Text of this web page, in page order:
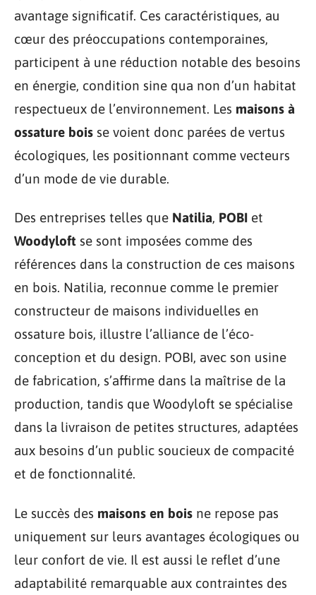
avantage significatif. Ces caractéristiques, au
cœur des préoccupations contemporaines,
participent à une réduction notable des besoins
en énergie, condition sine qua non d’un habitat
respectueux de l’environnement. Les maisons à
ossature bois se voient donc parées de vertus
écologiques, les positionnant comme vecteurs
d’un mode de vie durable.
Des entreprises telles que Natilia, POBI et
Woodyloft se sont imposées comme des
références dans la construction de ces maisons
en bois. Natilia, reconnue comme le premier
constructeur de maisons individuelles en
ossature bois, illustre l’alliance de l’éco-
conception et du design. POBI, avec son usine
de fabrication, s’affirme dans la maîtrise de la
production, tandis que Woodyloft se spécialise
dans la livraison de petites structures, adaptées
aux besoins d’un public soucieux de compacité
et de fonctionnalité.
Le succès des maisons en bois ne repose pas
uniquement sur leurs avantages écologiques ou
leur confort de vie. Il est aussi le reflet d’une
adaptabilité remarquable aux contraintes des